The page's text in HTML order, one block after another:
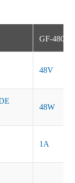
GF-
48V
48W
1A